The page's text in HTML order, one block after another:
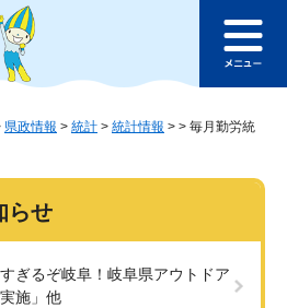
ページの本文へ
ュ
県政情報 > 統計 > 統計情報 > > 毎月勤労統
らせ
ぎるぞ岐阜！岐阜県アウトドア
施」他